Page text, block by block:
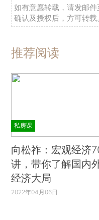
如有意愿转载，请发邮件
确认及授权后，方可转载
推荐阅读
私房课
向松祚：宏观经济
讲，带你了解国内
经济大局
2022年04月06日